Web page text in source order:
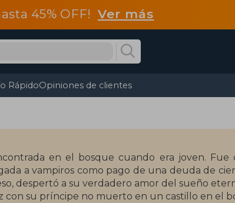
45% OFF!Ver más
RápidoOpiniones de clientes
en el bosque cuando era joven. Fue
a vampiros como pago de una deuda de
despertó a su verdadero amor del sueño
con su príncipe no muerto en un castillo en el